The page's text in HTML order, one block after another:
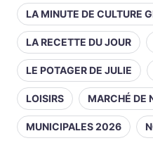
LA MINUTE DE CULTURE
LA RECETTE DU JOUR
LE POTAGER DE JULIE
LOISIRS MARCHÉ DE
MUNICIPALES 2026